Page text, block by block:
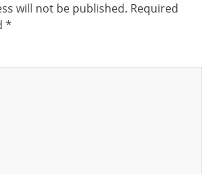
will not be published. Required
*